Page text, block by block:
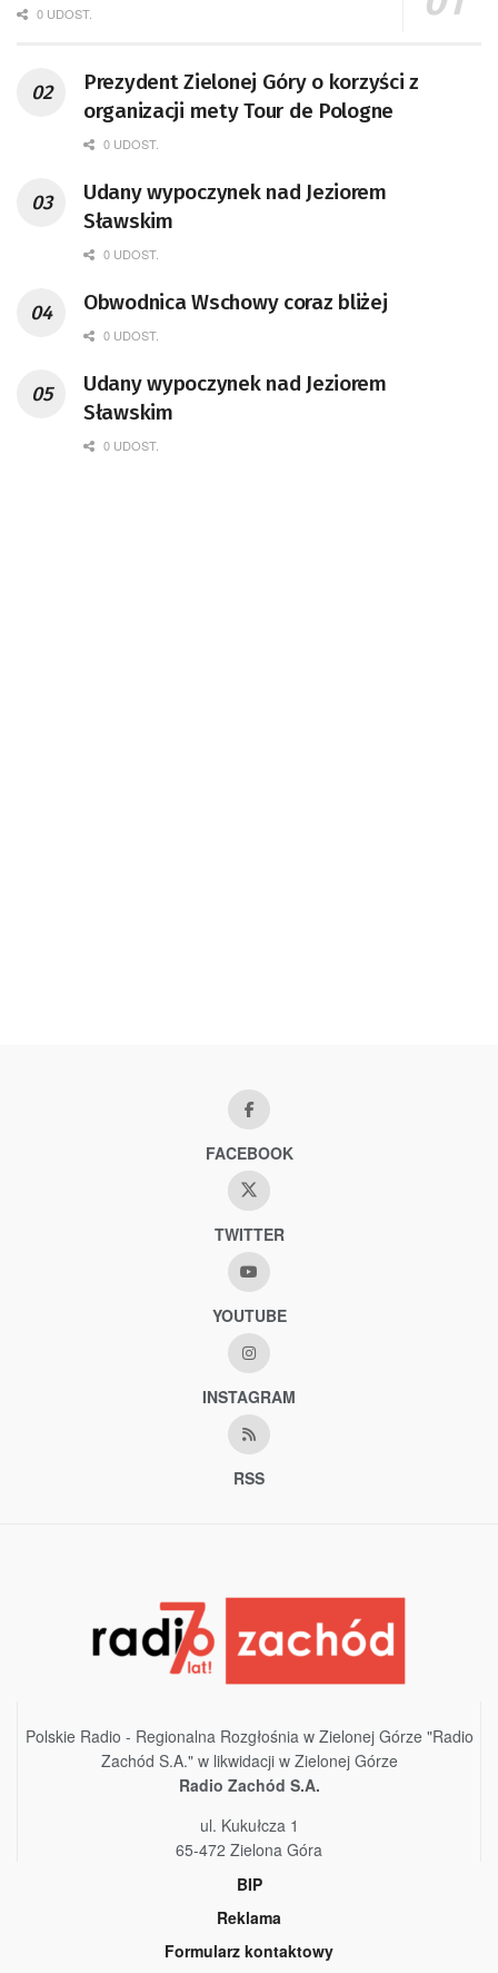
0 UDOST.
Prezydent Zielonej Góry o korzyści z
organizacji mety Tour de Pologne
0 UDOST.
Udany wypoczynek nad Jeziorem
Sławskim
0 UDOST.
Obwodnica Wschowy coraz bliżej
0 UDOST.
Udany wypoczynek nad Jeziorem
Sławskim
0 UDOST.
FACEBOOK
TWITTER
YOUTUBE
INSTAGRAM
RSS
Polskie Radio - Regionalna Rozgłośnia w Zielonej Górze "Radio
Zachód S.A." w likwidacji w Zielonej Górze
Radio Zachód S.A.
ul. Kukułcza 1
65-472 Zielona Góra
BIP
Reklama
Formularz kontaktowy